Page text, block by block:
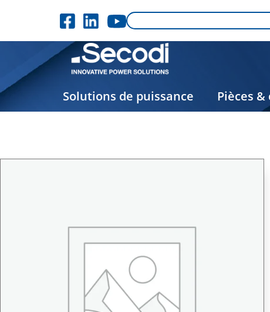
Solutions de puissance Pièces